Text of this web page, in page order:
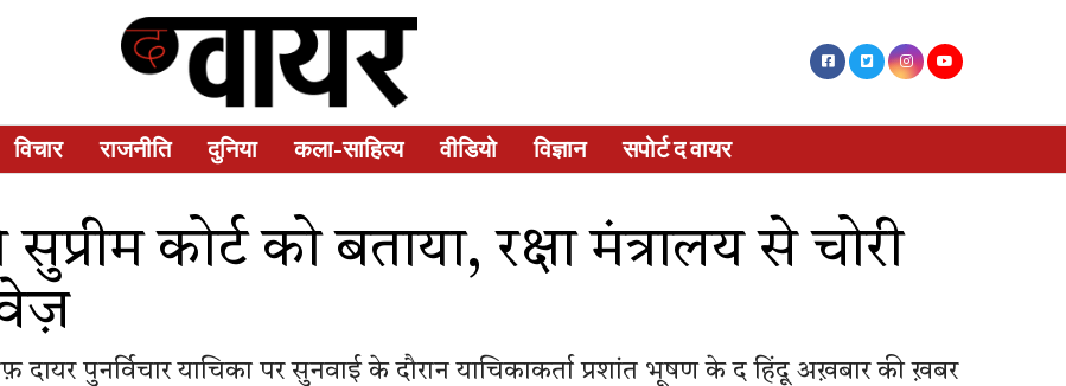
विचार राजनीति दुनिया कला-साहित्य वीडियो विज्ञान सपोर्ट द वायर
कोर्ट को बताया, रक्षा मंत्रालय से चोरी
पुनर्विचार याचिका पर सुनवाई के दौरान याचिकाकर्ता प्रशांत भूषण के द हिंदू अख़बार की ख़बर